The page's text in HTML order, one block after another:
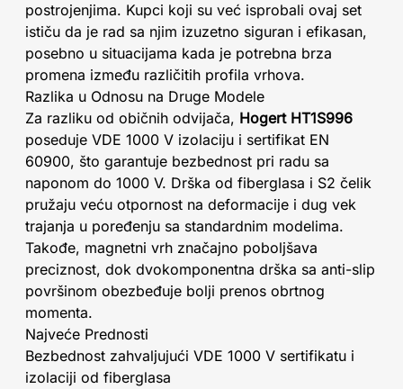
postrojenjima. Kupci koji su već isprobali ovaj set
ističu da je rad sa njim izuzetno siguran i efikasan,
posebno u situacijama kada je potrebna brza
promena između različitih profila vrhova.
Razlika u Odnosu na Druge Modele
Za razliku od običnih odvijača, Hogert HT1S996
poseduje VDE 1000 V izolaciju i sertifikat EN
60900, što garantuje bezbednost pri radu sa
naponom do 1000 V. Drška od fiberglasa i S2 čelik
pružaju veću otpornost na deformacije i dug vek
trajanja u poređenju sa standardnim modelima.
Takođe, magnetni vrh značajno poboljšava
preciznost, dok dvokomponentna drška sa anti-slip
površinom obezbeđuje bolji prenos obrtnog
momenta.
Najveće Prednosti
Bezbednost zahvaljujući VDE 1000 V sertifikatu i
izolaciji od fiberglasa